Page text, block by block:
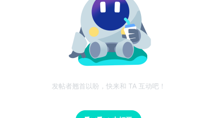
发帖者翘首以盼，快来和 TA 互动吧！